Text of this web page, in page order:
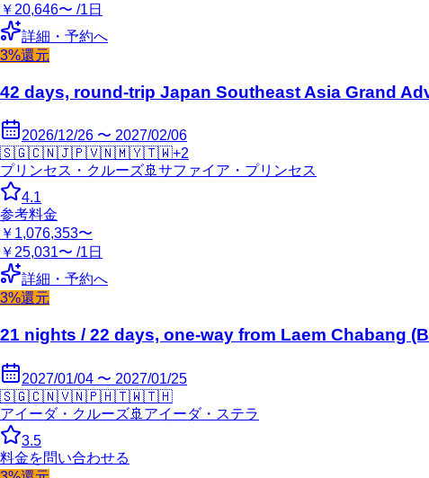
￥20,646〜 /1日
詳細・予約へ
3%還元
42 days, round-trip Japan Southeast Asia Grand
2026/12/26 〜 2027/02/06
🇸🇬🇨🇳🇯🇵🇻🇳🇲🇾🇹🇼+2
プリンセス・クルーズ🚢 サファイア・プリンセス
4.1
参考料金
￥1,076,353〜
￥25,031〜 /1日
詳細・予約へ
3%還元
21 nights / 22 days, one-way from Laem Chabang
2027/01/04 〜 2027/01/25
🇸🇬🇨🇳🇻🇳🇵🇭🇹🇼🇹🇭
アイーダ・クルーズ🚢 アイーダ・ステラ
3.5
料金を問い合わせる